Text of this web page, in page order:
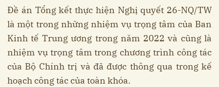
Đề án Tổng kết thực hiện Nghị quyết 26-NQ/TW
là một trong những nhiệm vụ trọng tâm của Ban
Kinh tế Trung ương trong năm 2022 và cũng là
nhiệm vụ trọng tâm trong chương trình công tác
của Bộ Chính trị và đã được thông qua trong kế
hoạch công tác của toàn khóa.